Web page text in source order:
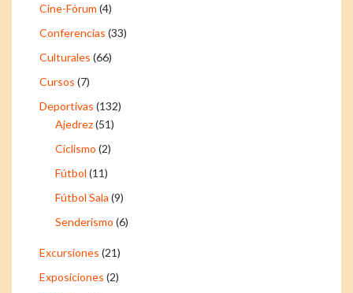
Cine-Fórum (4)
Conferencias (33)
Culturales (66)
Cursos (7)
Deportivas (132)
Ajedrez(51)
Ciclismo (2)
Fútbol (11)
Fútbol Sala (9)
Senderismo (6)
Excursiones (21)
Exposiciones (2)